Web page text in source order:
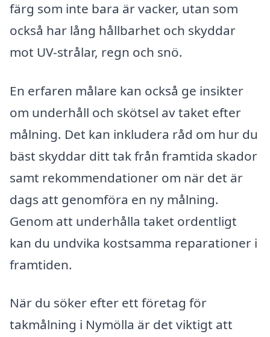
färg som inte bara är vacker, utan som
också har lång hållbarhet och skyddar
mot UV-strålar, regn och snö.
En erfaren målare kan också ge insikter
om underhåll och skötsel av taket efter
målning. Det kan inkludera råd om hur du
bäst skyddar ditt tak från framtida skador
samt rekommendationer om när det är
dags att genomföra en ny målning.
Genom att underhålla taket ordentligt
kan du undvika kostsamma reparationer i
framtiden.
När du söker efter ett företag för
takmålning i Nymölla är det viktigt att